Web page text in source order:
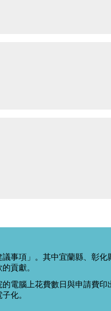
事項」。其中宜蘭縣、彰
貢獻。
電腦上花費數日與申請費
化。